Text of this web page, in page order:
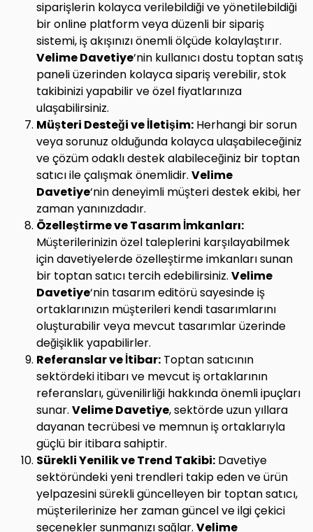
siparişlerin kolayca verilebildiği ve yönetilebildiği
bir online platform veya düzenli bir sipariş
sistemi, iş akışınızı önemli ölçüde kolaylaştırır.
Velime Davetiye‘nin kullanıcı dostu toptan satış
paneli üzerinden kolayca sipariş verebilir, stok
takibinizi yapabilir ve özel fiyatlarınıza
ulaşabilirsiniz.
Müşteri Desteği ve İletişim: Herhangi bir sorun
veya sorunuz olduğunda kolayca ulaşabileceğiniz
ve çözüm odaklı destek alabileceğiniz bir toptan
satıcı ile çalışmak önemlidir. Velime
Davetiye‘nin deneyimli müşteri destek ekibi, her
zaman yanınızdadır.
Özelleştirme ve Tasarım İmkanları:
Müşterilerinizin özel taleplerini karşılayabilmek
için davetiyelerde özelleştirme imkanları sunan
bir toptan satıcı tercih edebilirsiniz. Velime
Davetiye‘nin tasarım editörü sayesinde iş
ortaklarınızın müşterileri kendi tasarımlarını
oluşturabilir veya mevcut tasarımlar üzerinde
değişiklik yapabilirler.
Referanslar ve İtibar: Toptan satıcının
sektördeki itibarı ve mevcut iş ortaklarının
referansları, güvenilirliği hakkında önemli ipuçları
sunar. Velime Davetiye, sektörde uzun yıllara
dayanan tecrübesi ve memnun iş ortaklarıyla
güçlü bir itibara sahiptir.
Sürekli Yenilik ve Trend Takibi: Davetiye
sektöründeki yeni trendleri takip eden ve ürün
yelpazesini sürekli güncelleyen bir toptan satıcı,
müşterilerinize her zaman güncel ve ilgi çekici
seçenekler sunmanızı sağlar. Velime